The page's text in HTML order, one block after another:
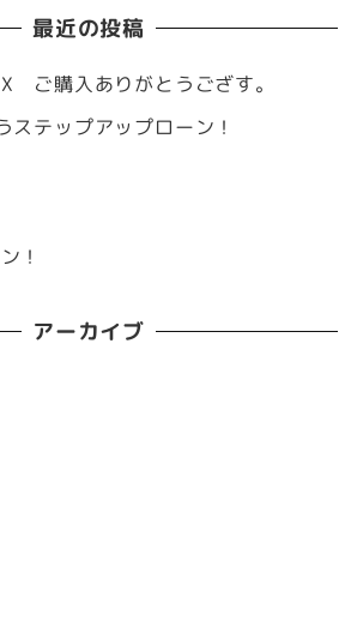
最近の投稿
ご購入ありがとうござす。
ステップアップローン！
！
アーカイブ